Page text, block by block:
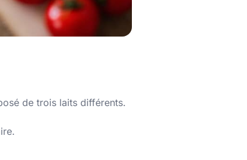
de trois laits différents.